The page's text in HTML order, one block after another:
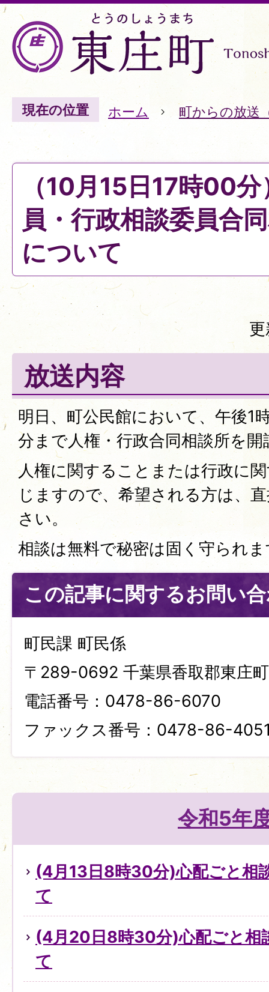
現在の位置 ホーム 町からの放送
（10月15日17時00
員・行政相談委員合
について
放送内容
明日、町公民館において、午後1
分まで人権・行政合同相談所を
人権に関することまたは行政に
じますので、希望される方は、
さい。
相談は無料で秘密は固く守られ
この記事に関するお問い
町民課 町民係
〒289-0692 千葉県香取郡東庄
電話番号：0478-86-6070
ファックス番号：0478-86-
令和5年
(4月13日8時30分)心配ごと相
て
(4月20日8時30分)心配ごと相
て